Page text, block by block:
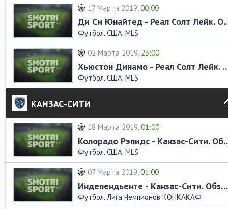
17 Марта 2019,00:00
Ди Си Юнайтед
Футбол. США. MLS
02 Марта 2019, 23:00
Хьюстон Динамо -
Футбол. США. MLS
КАНЗАС-СИТИ
18 Марта 2019,01:00
Колорадо
Футбол. США. MLS
07 Марта 2019,01:00
Индепендьенте - Канзас-Сити. Обзор матча
Футбол. Лига Чемпионов КОНКАКАФ